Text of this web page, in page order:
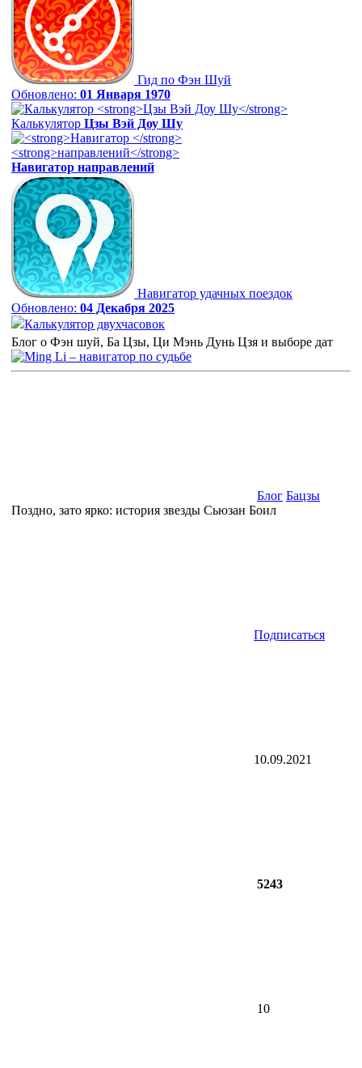
Гид по Фэн Шуй
Обновлено: 01 Января 1970
Калькулятор Цзы Вэй Доу Шу
Навигатор направлений
Навигатор удачных поездок
Обновлено: 04 Декабря 2025
Калькулятор двухчасовок
Блог о Фэн шуй, Ба Цзы, Ци Мэнь Дунь Цзя и выборе дат
Блог Бацзы
Поздно, зато ярко: история звезды Сьюзан Боил
Подписаться
10.09.2021
5243
10